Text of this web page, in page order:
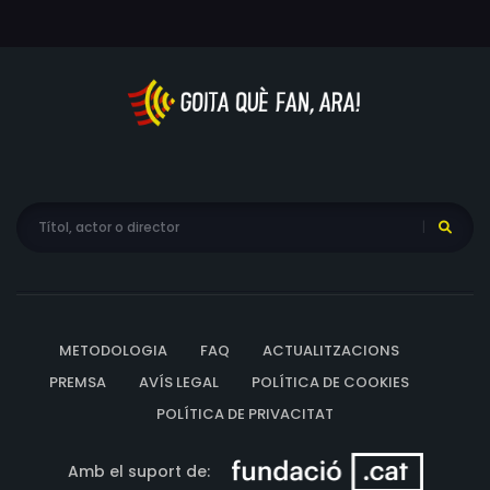
METODOLOGIA FAQ
ACTUALITZACIONS
PREMSA
AVÍS LEGAL
POLÍTICA DE COOKIES
POLÍTICA DE PRIVACITAT
Amb el suport de: